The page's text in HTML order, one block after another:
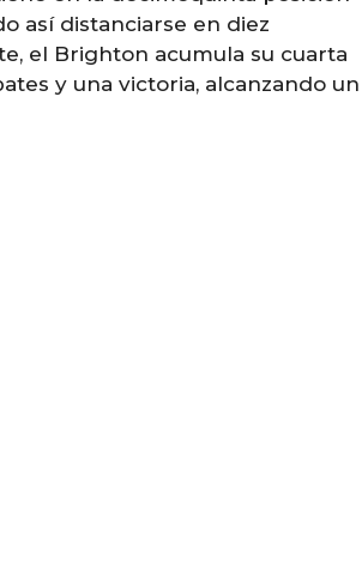
así distanciarse en diez
el Brighton acumula su cuarta
y una victoria, alcanzando un